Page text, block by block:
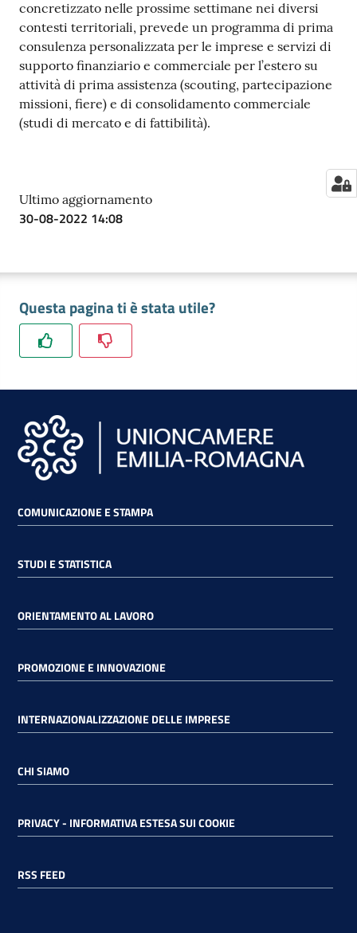
concretizzato nelle prossime settimane nei diversi
contesti territoriali, prevede un programma di prima
consulenza personalizzata per le imprese e servizi di
supporto finanziario e commerciale per l’estero su
attività di prima assistenza (scouting, partecipazione
missioni, fiere) e di consolidamento commerciale
(studi di mercato e di fattibilità).
Ultimo aggiornamento
30-08-2022 14:08
Questa pagina ti è stata utile?
COMUNICAZIONE E STAMPA
STUDI E STATISTICA
ORIENTAMENTO AL LAVORO
PROMOZIONE E INNOVAZIONE
INTERNAZIONALIZZAZIONE DELLE IMPRESE
CHI SIAMO
PRIVACY - INFORMATIVA ESTESA SUI COOKIE
RSS FEED